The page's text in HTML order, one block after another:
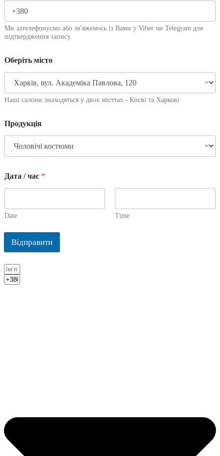
Ми зателефонуємо або зв'яжемось із Вами у Viber чи Telegram для
підтвердження запису
Оберіть місто
Наші салони знаходяться у двох місттах - Києві та Харкові
Продукція
Дата / час *
Date Time
Відправити